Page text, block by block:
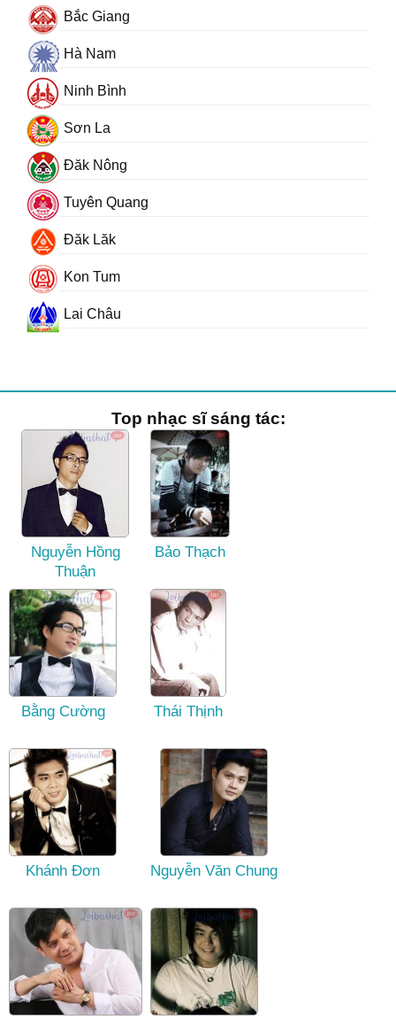
Bắc Giang
Hà Nam
Ninh Bình
Sơn La
Đăk Nông
Tuyên Quang
Đăk Lăk
Kon Tum
Lai Châu
Top nhạc sĩ sáng tác:
Nguyễn Hồng
Thuận
Bảo Thạch
Bằng Cường Thái Thịnh
Khánh Đơn Nguyễn Văn Chung